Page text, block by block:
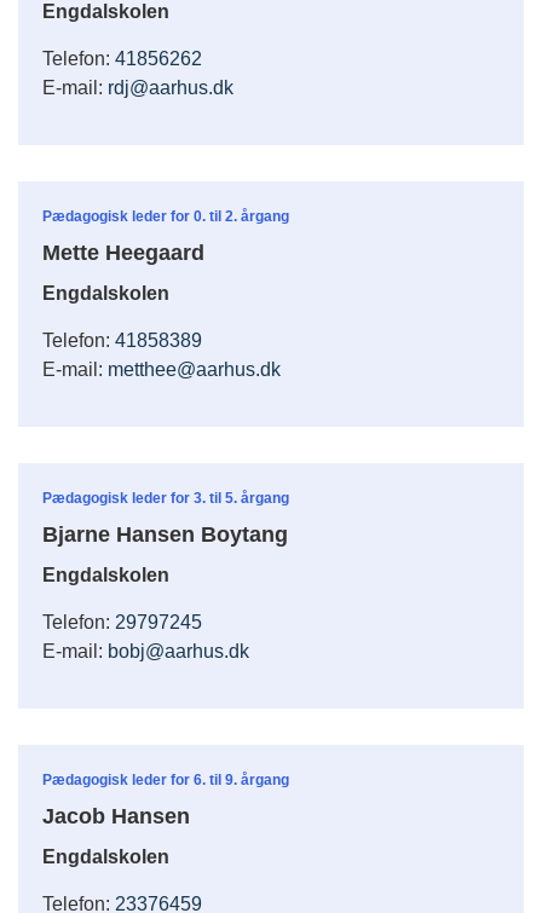
Engdalskolen
Telefon: 41856262
E-mail: rdj@aarhus.dk
Pædagogisk leder for 0. til 2. årgang
Mette Heegaard
Engdalskolen
Telefon: 41858389
E-mail: metthee@aarhus.dk
Pædagogisk leder for 3. til 5. årgang
Bjarne Hansen Boytang
Engdalskolen
Telefon: 29797245
E-mail: bobj@aarhus.dk
Pædagogisk leder for 6. til 9. årgang
Jacob Hansen
Engdalskolen
Telefon: 23376459